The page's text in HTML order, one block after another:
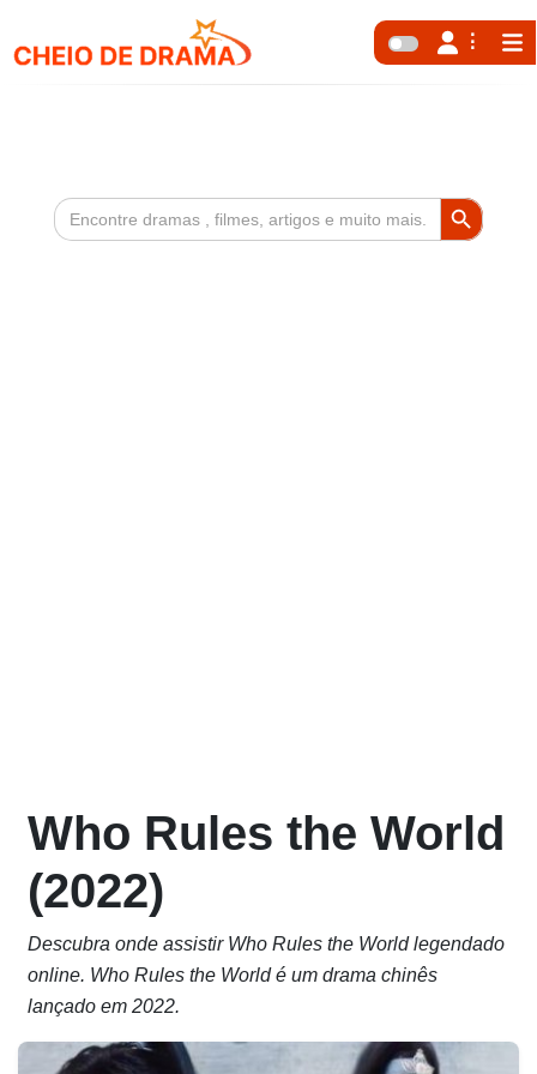
Search
for:
Search Button
Who Rules the World
(2022)
Descubra onde assistir Who Rules the World legendado
online. Who Rules the World é um drama chinês
lançado em 2022.